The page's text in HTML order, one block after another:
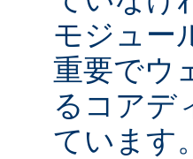
モジュー
重要でウ
るコアデ
ています。